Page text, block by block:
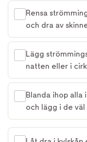
Rensa
och dra av
Lägg
natten eller i
Blanda ihop alla
och lägg i de